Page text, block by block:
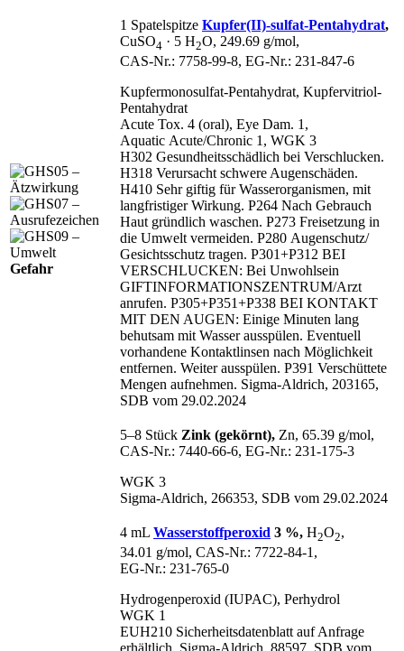
Gefahr
1 Spatelspitze Kupfer(II)-sulfat-Pentahydrat,
CuSO4 · 5 H2O, 249.69 g/mol,
CAS‑Nr.: 7758‑99‑8, EG‑Nr.: 231‑847‑6
Kupfermonosulfat-Pentahydrat, Kupfervitriol-
Pentahydrat
Acute Tox. 4 (oral), Eye Dam. 1,
Aquatic Acute/Chronic 1, WGK 3
H302 Gesundheitsschädlich bei Verschlucken.
H318 Verursacht schwere Augenschäden.
H410 Sehr giftig für Wasserorganismen, mit
langfristiger Wirkung. P264 Nach Gebrauch
Haut gründlich waschen. P273 Freisetzung in
die Umwelt vermeiden. P280 Augenschutz/
Gesichtsschutz tragen. P301+P312 BEI
VERSCHLUCKEN: Bei Unwohlsein
GIFTINFORMATIONSZENTRUM/Arzt
anrufen. P305+P351+P338 BEI KONTAKT
MIT DEN AUGEN: Einige Minuten lang
behutsam mit Wasser ausspülen. Eventuell
vorhandene Kontaktlinsen nach Möglichkeit
entfernen. Weiter ausspülen. P391 Verschüttete
Mengen aufnehmen. Sigma-Aldrich, 203165,
SDB vom 29.02.2024
5–8 Stück Zink (gekörnt), Zn, 65.39 g/mol,
CAS‑Nr.: 7440‑66‑6, EG‑Nr.: 231‑175‑3
WGK 3
Sigma-Aldrich, 266353, SDB vom 29.02.2024
4 mL Wasserstoffperoxid 3 %, H2O2,
34.01 g/mol, CAS‑Nr.: 7722‑84‑1,
EG‑Nr.: 231‑765‑0
Hydrogenperoxid (IUPAC), Perhydrol
WGK 1
EUH210 Sicherheitsdatenblatt auf Anfrage